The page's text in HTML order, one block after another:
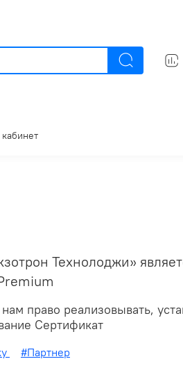
Технолоджи»
право реализовывать,
Сертификат
#Партнер